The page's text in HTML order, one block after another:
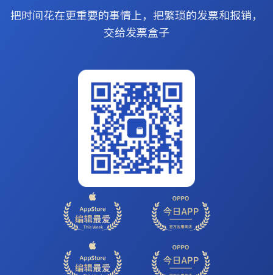
把时间花在更重要的事情上，把繁琐的发票和报销，
交给发票盒子